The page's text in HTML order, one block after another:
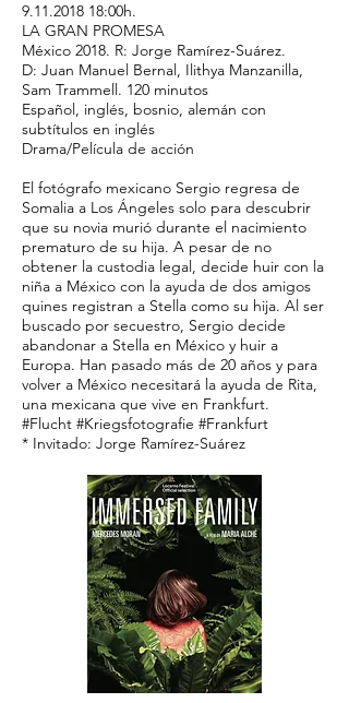
9.11.2018 18:00h.
LA GRAN PROMESA
México 2018. R: Jorge Ramírez-Suárez.
D: Juan Manuel Bernal, Ilithya Manzanilla,
Sam Trammell. 120 minutos
Español, inglés, bosnio, alemán con
subtítulos en inglés
Drama/Película de acción
El fotógrafo mexicano Sergio regresa de
Somalia a Los Ángeles solo para descubrir
que su novia murió durante el nacimiento
prematuro de su hija. A pesar de no
obtener la custodia legal, decide huir con la
niña a México con la ayuda de dos amigos
quines registran a Stella como su hija. Al ser
buscado por secuestro, Sergio decide
abandonar a Stella en México y huir a
Europa. Han pasado más de 20 años y para
volver a México necesitará la ayuda de Rita,
una mexicana que vive en Frankfurt.
#Flucht #Kriegsfotografie #Frankfurt
* Invitado: Jorge Ramírez-Suárez